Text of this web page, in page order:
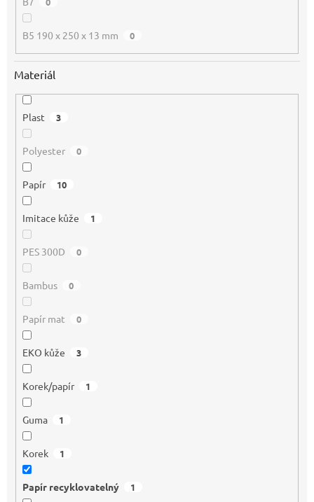
B5 190 x 250 x 13 mm 0
Materiál
Plast 3
Polyester 0
Papír 10
Imitace kůže 1
PES 300D 0
Bambus 0
Papír mat 0
EKO kůže 3
Korek/papír 1
Guma 1
Korek 1
Papír recyklovatelný 1